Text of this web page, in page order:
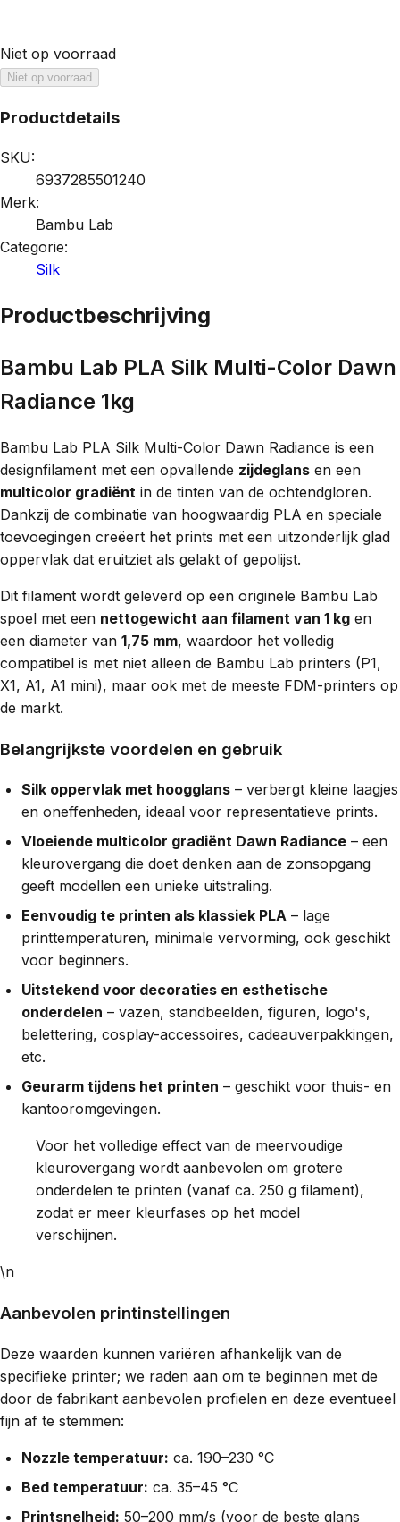
Niet op voorraad
Niet op voorraad
Productdetails
SKU:
6937285501240
Merk:
Bambu Lab
Categorie:
Silk
Productbeschrijving
Bambu Lab PLA Silk Multi-Color Dawn
Radiance 1kg
Bambu Lab PLA Silk Multi-Color Dawn Radiance is een
designfilament met een opvallende zijdeglans en een
multicolor gradiënt in de tinten van de ochtendgloren.
Dankzij de combinatie van hoogwaardig PLA en speciale
toevoegingen creëert het prints met een uitzonderlijk glad
oppervlak dat eruitziet als gelakt of gepolijst.
Dit filament wordt geleverd op een originele Bambu Lab
spoel met een nettogewicht aan filament van 1 kg en
een diameter van 1,75 mm, waardoor het volledig
compatibel is met niet alleen de Bambu Lab printers (P1,
X1, A1, A1 mini), maar ook met de meeste FDM-printers op
de markt.
Belangrijkste voordelen en gebruik
Silk oppervlak met hoogglans – verbergt kleine laagjes
en oneffenheden, ideaal voor representatieve prints.
Vloeiende multicolor gradiënt Dawn Radiance – een
kleurovergang die doet denken aan de zonsopgang
geeft modellen een unieke uitstraling.
Eenvoudig te printen als klassiek PLA – lage
printtemperaturen, minimale vervorming, ook geschikt
voor beginners.
Uitstekend voor decoraties en esthetische
onderdelen – vazen, standbeelden, figuren, logo's,
belettering, cosplay-accessoires, cadeauverpakkingen,
etc.
Geurarm tijdens het printen – geschikt voor thuis- en
kantooromgevingen.
Voor het volledige effect van de meervoudige
kleurovergang wordt aanbevolen om grotere
onderdelen te printen (vanaf ca. 250 g filament),
zodat er meer kleurfases op het model
verschijnen.
\n
Aanbevolen printinstellingen
Deze waarden kunnen variëren afhankelijk van de
specifieke printer; we raden aan om te beginnen met de
door de fabrikant aanbevolen profielen en deze eventueel
fijn af te stemmen:
Nozzle temperatuur: ca. 190–230 °C
Bed temperatuur: ca. 35–45 °C
Printsnelheid: 50–200 mm/s (voor de beste glans